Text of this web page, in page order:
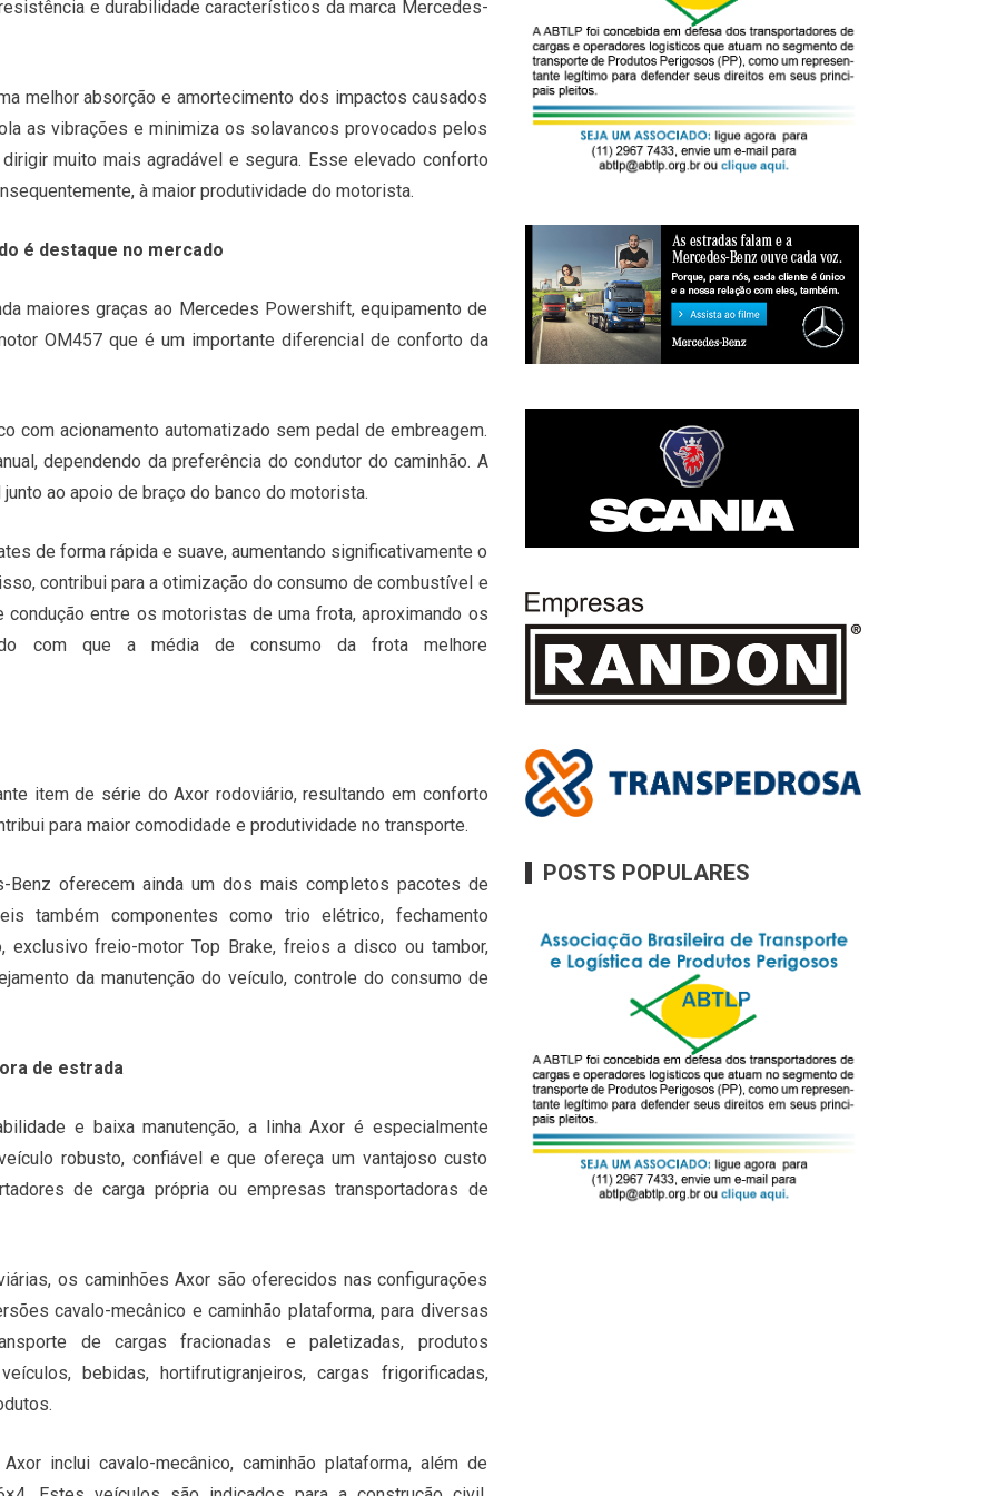
e durabilidade característicos da marca Mercedes-
melhor absorção e amortecimento dos impactos causados
as vibrações e minimiza os solavancos provocados pelos
muito mais agradável e segura. Esse elevado conforto
à maior produtividade do motorista.
é destaque no mercado
maiores graças ao Mercedes Powershift, equipamento de
OM457 que é um importante diferencial de conforto da
com acionamento automatizado sem pedal de embreagem.
dependendo da preferência do condutor do caminhão. A
ao apoio de braço do banco do motorista.
de forma rápida e suave, aumentando significativamente o
contribui para a otimização do consumo de combustível e
entre os motoristas de uma frota, aproximando os
com que a média de consumo da frota melhore
item de série do Axor rodoviário, resultando em conforto
para maior comodidade e produtividade no transporte.
Benz oferecem ainda um dos mais completos pacotes de
também componentes como trio elétrico, fechamento
exclusivo freio-motor Top Brake, freios a disco ou tambor,
da manutenção do veículo, controle do consumo de
de estrada
e baixa manutenção, a linha Axor é especialmente
robusto, confiável e que ofereça um vantajoso custo
de carga própria ou empresas transportadoras de
os caminhões Axor são oferecidos nas configurações
cavalo-mecânico e caminhão plataforma, para diversas
de cargas fracionadas e paletizadas, produtos
bebidas, hortifrutigranjeiros, cargas frigorificadas,
inclui cavalo-mecânico, caminhão plataforma, além de
POSTS POPULARES